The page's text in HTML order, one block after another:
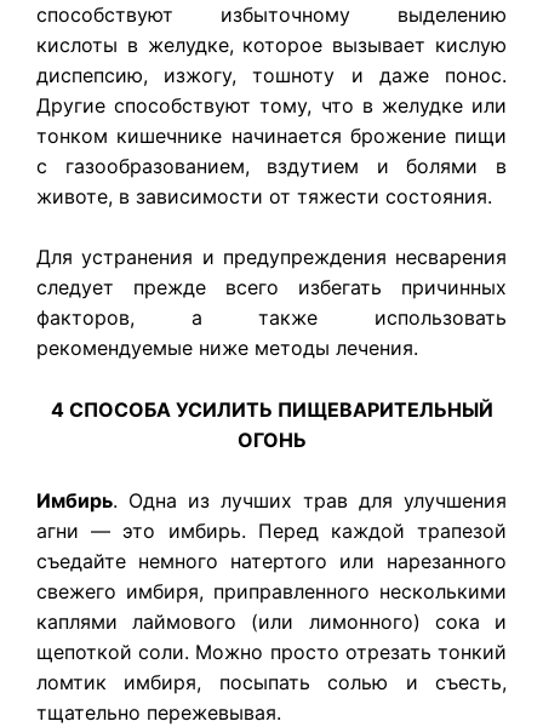
способствуют избыточному выделению
кислоты в желудке, которое вызывает кислую
диспепсию, изжогу, тошноту и даже понос.
Другие способствуют тому, что в желудке или
тонком кишечнике начинается брожение пищи
с газообразованием, вздутием и болями в
животе, в зависимости от тяжести состояния.
Для устранения и предупреждения несварения
следует прежде всего избегать причинных
факторов, а также использовать
рекомендуемые ниже методы лечения.
4 СПОСОБА УСИЛИТЬ ПИЩЕВАРИТЕЛЬНЫЙ
ОГОНЬ
Имбирь. Одна из лучших трав для улучшения
агни — это имбирь. Перед каждой трапезой
съедайте немного натертого или нарезанного
свежего имбиря, приправленного несколькими
каплями лаймового (или лимонного) сока и
щепоткой соли. Можно просто отрезать тонкий
ломтик имбиря, посыпать солью и съесть,
тщательно пережевывая.